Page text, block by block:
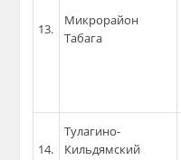
13.
Микрорайон
Табага
14.
Тулагино-
Кильдямский